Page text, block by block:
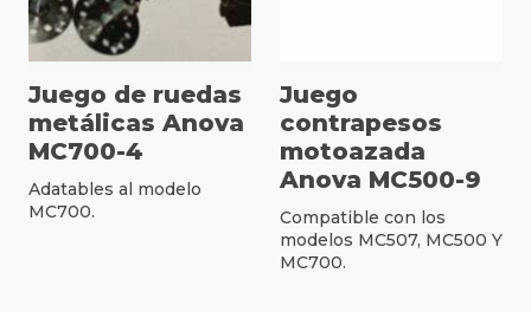
Juego de ruedas
metálicas Anova
MC700-4
Adatables al modelo
MC700.
Juego
contrapesos
motoazada
Anova MC500-9
Compatible con los
modelos MC507, MC500 Y
MC700.